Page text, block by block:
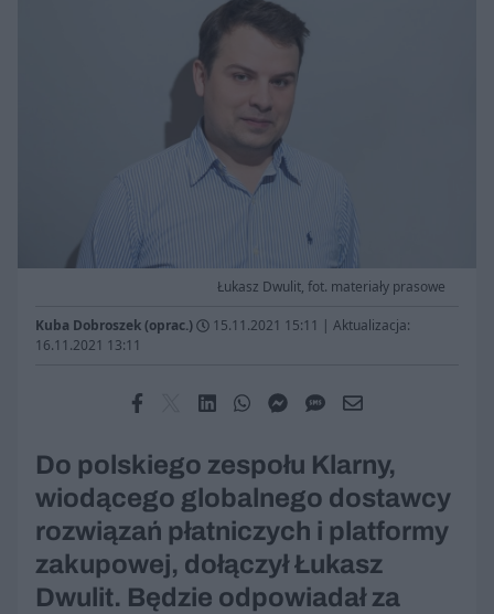
Łukasz Dwulit, fot. materiały prasowe
Kuba Dobroszek (oprac.) 15.11.2021 15:11 | Aktualizacja:
16.11.2021 13:11
Do polskiego zespołu Klarny,
wiodącego globalnego dostawcy
rozwiązań płatniczych i platformy
zakupowej, dołączył Łukasz
Dwulit. Będzie odpowiadał za